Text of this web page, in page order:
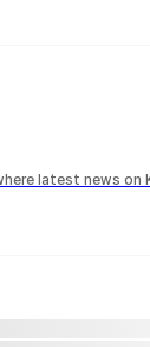
latest news on